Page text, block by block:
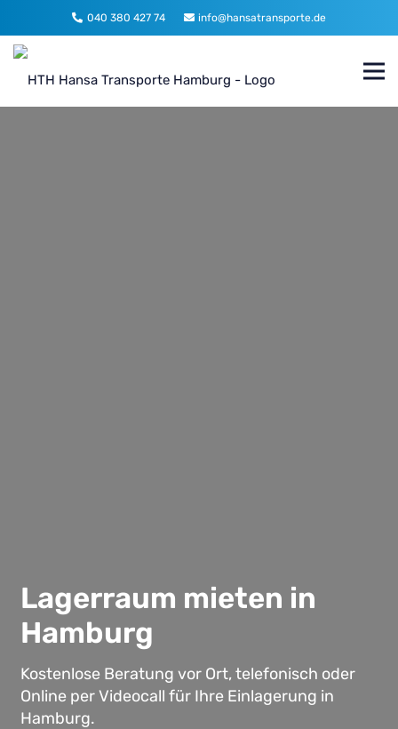
040 380 427 74 info@hansatransporte.de
Lagerraum mieten in
Hamburg
Kostenlose Beratung vor Ort, telefonisch oder
Online per Videocall für Ihre Einlagerung in
Hamburg.